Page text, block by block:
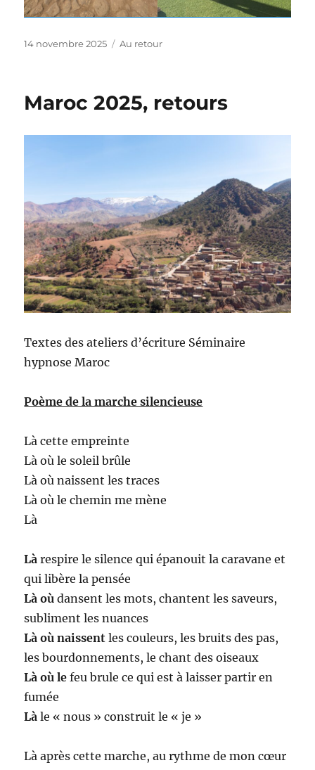
Publié
14 novembre 2025 Catégories
Au retour
Maroc 2025, retours
Textes des ateliers d’écriture Séminaire
hypnose Maroc
Poème de la marche silencieuse
Là cette empreinte
Là où le soleil brûle
Là où naissent les traces
Là où le chemin me mène
Là
Làrespire le silence qui épanouit la caravane et
qui libère la pensée
Là où dansent les mots, chantent les saveurs,
subliment les nuances
Là où naissent les couleurs, les bruits des pas,
les bourdonnements, le chant des oiseaux
Là où le feu brule ce qui est à laisser partir en
fumée
Là le « nous » construit le « je »
Là après cette marche, au rythme de mon cœur